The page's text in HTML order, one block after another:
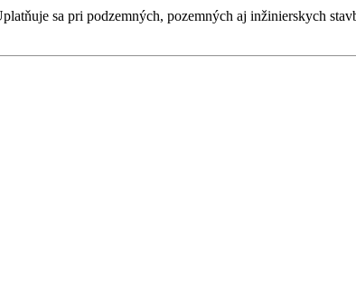
sa pri podzemných, pozemných aj inžinierskych